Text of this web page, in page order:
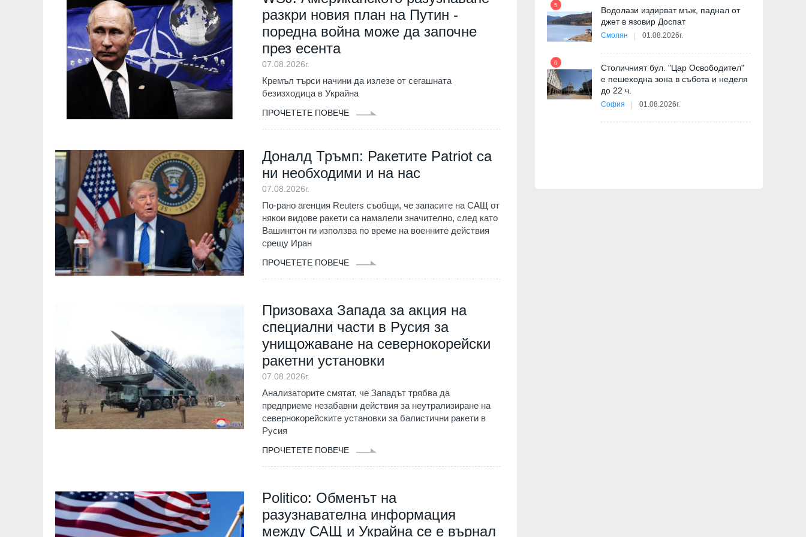
разкри новия план на Путин -
поредна война може да започне
през есента
07.08.2026г.
Кремъл търси начини да излезе от сегашната
безизходица в Украйна
ПРОЧЕТЕТЕ ПОВЕЧЕ
Доналд Тръмп: Ракетите Patriot са
ни необходими и на нас
07.08.2026г.
По-рано агенция Reuters съобщи, че запасите на САЩ от
някои видове ракети са намалели значително, след като
Вашингтон ги използва по време на военните действия
срещу Иран
ПРОЧЕТЕТЕ ПОВЕЧЕ
Призоваха Запада за акция на
специални части в Русия за
унищожаване на севернокорейски
ракетни установки
07.08.2026г.
Анализаторите смятат, че Западът трябва да
предприеме незабавни действия за неутрализиране на
севернокорейските установки за балистични ракети в
Русия
ПРОЧЕТЕТЕ ПОВЕЧЕ
Politico: Обменът на
разузнавателна информация
между САЩ и Украйна се е върнал
11
На 1 август започва Богородичният
пост, ето и кои са имениците днес
Образование и религия
12
Кой подслушва в Община Горна
Оряховица? Още преди три години
открили микрофон със SIM карта,
Враца 03.08.2026г.
Враца 03.08.2026г.
18
Благоевград 02.08.2026г.
5
Водолази издирват мъж, паднал от
джет в язовир Доспат
Смолян 01.08.2026г.
6
Столичният бул. "Цар Освободител"
е пешеходна зона в събота и неделя
до 22 ч.
София 01.08.2026г.